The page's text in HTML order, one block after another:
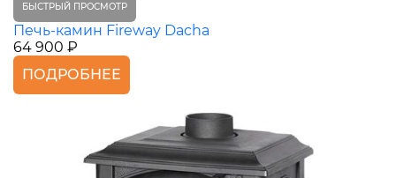
БЫСТРЫЙ ПРОСМОТР
Печь-камин Fireway Dacha
64 900 ₽
ПОДРОБНЕЕ